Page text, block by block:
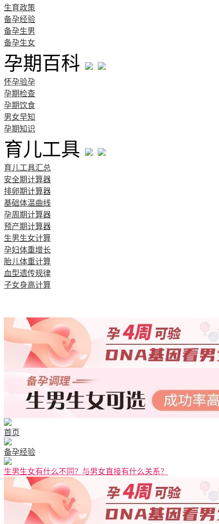
生育政策
备孕经验
备孕生男
备孕生女
孕期百科
怀孕验孕
孕期检查
孕期饮食
男女早知
孕期知识
育儿工具
育儿工具汇总
安全期计算器
排卵期计算器
基础体温曲线
孕周期计算器
预产期计算器
生男生女计算
孕妇体重增长
胎儿体重计算
血型遗传规律
子女身高计算
首页
备孕经验
生男生女有什么不同？与男女直接有什么关系？